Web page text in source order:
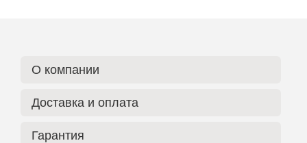
О компании
Доставка и оплата
Гарантия